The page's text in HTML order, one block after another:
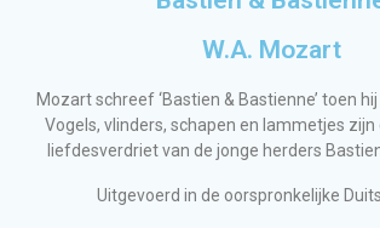
W.A. Mozart
Mozart schreef ‘Bastien & Bastienne’ toen
Vogels, vlinders, schapen en lammetjes
liefdesverdriet van de jonge herders
Uitgevoerd in de oorspronkelijke